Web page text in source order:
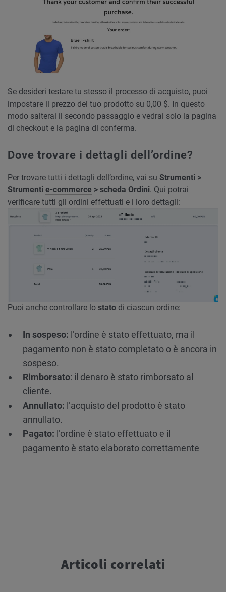
Se desideri testare tu stesso il processo di acquisto, puoi
impostare il prezzo del tuo prodotto su 0,00 $. In questo
modo salterai il secondo passaggio e vedrai solo la pagina
di checkout e la pagina di conferma.
Dove trovare i dettagli dell’ordine?
Per trovare tutti i dettagli dell’ordine, vai su Strumenti >
Strumenti e-commerce > scheda Ordini. Qui potrai
verificare tutti gli ordini effettuati e i loro dettagli:
Puoi anche controllare lo stato di ciascun ordine:
In sospeso: l’ordine è stato effettuato, ma il
pagamento non è stato completato o è ancora in
sospeso.
Rimborsato: il denaro è stato rimborsato al
cliente.
Annullato: l’acquisto del prodotto è stato
annullato.
Pagato: l’ordine è stato effettuato e il
pagamento è stato elaborato correttamente
Articoli correlati